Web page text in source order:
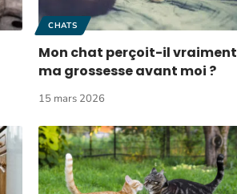
CHATS
Mon chat perçoit-il vraiment
ma grossesse avant moi ?
15 mars 2026